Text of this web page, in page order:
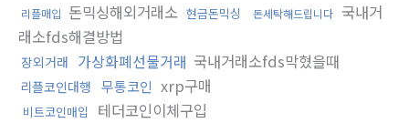
리플매입 돈믹싱해외거래소 현금돈믹싱 돈세탁해드립니다 국내거
래소fds해결방법
장외거래 가상화폐선물거래 국내거래소fds막혔을때
리플코인대행 무통코인 xrp구매
비트코인매입 테더코인이체구입